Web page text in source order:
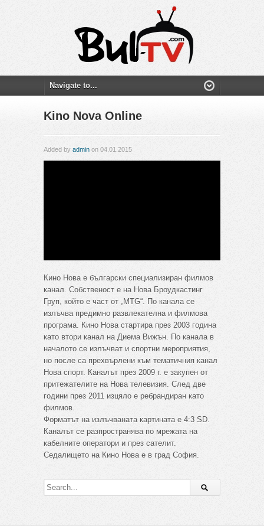
Kino Nova Online
Added by admin on 04.01.2015
Кино Нова е български специализиран филмов
канал. Собственост е на Нова Броудкастинг
Груп, който е част от „MTG“. По канала се
излъчва предимно развлекателна и филмова
програма. Кино Нова стартира през 2003 година
като втори канал на Диема Вижън. По канала в
началото се излъчват и спортни мероприятия,
но после са прехвърлени към тематичния канал
Нова спорт. Каналът през 2009 г. е закупен от
притежателите на Нова телевизия. След две
години през 2011 изцяло е ребрандиран като
филмов.
Форматът на излъчваната картината е 4:3 SD.
Каналът се разпространява по мрежата на
кабелните оператори и през сателит.
Седалището на Кино Нова е в град София.